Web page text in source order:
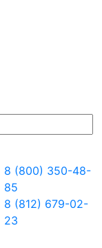
8 (800) 350-48-
85
8 (812) 679-02-
23